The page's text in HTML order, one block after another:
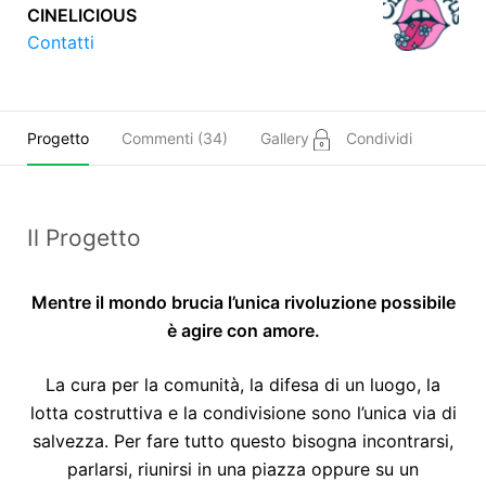
CINELICIOUS
Contatti
Progetto Commenti (34) Gallery Condividi
Il Progetto
Mentre il mondo brucia l’unica rivoluzione possibile
è agire con amore.
La cura per la comunità, la difesa di un luogo, la
lotta costruttiva e la condivisione sono l’unica via di
salvezza. Per fare tutto questo bisogna incontrarsi,
parlarsi, riunirsi in una piazza oppure su un